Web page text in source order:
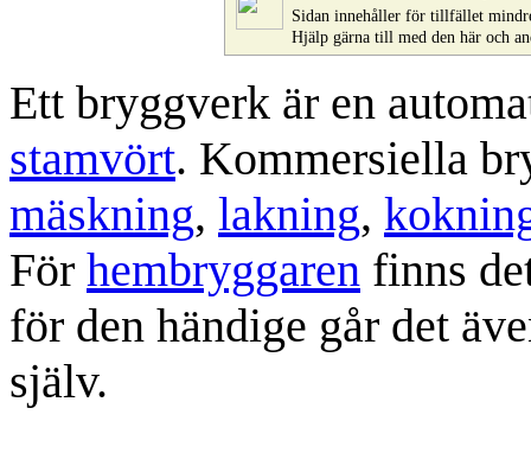
Sidan innehåller för tillfället
Hjälp gärna till med den här och
Ett bryggverk är en
stamvört. Kommersiella
mäskning, lakning,
För hembryggaren finns
för den händige går det
själv.